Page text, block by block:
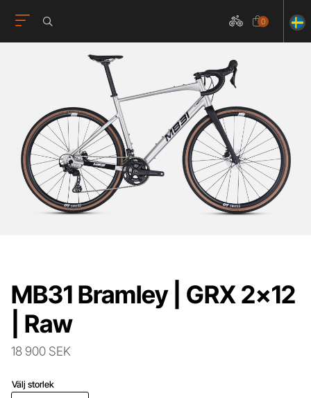
0
MB31 Bramley | GRX 2x12
| Raw
18 900 SEK
Välj storlek